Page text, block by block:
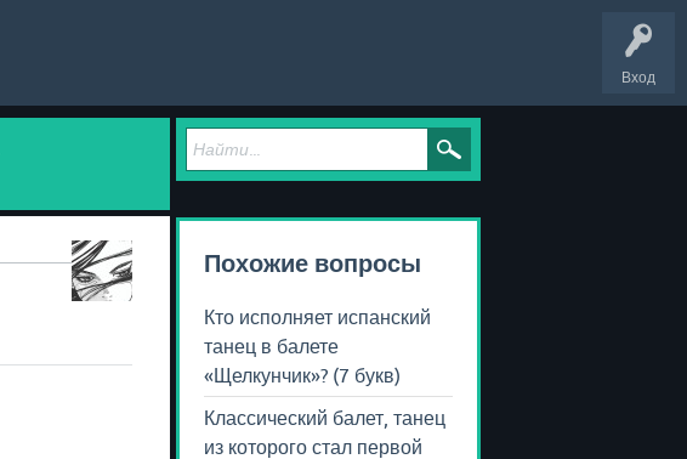
Вход
Похожие вопросы
Кто исполняет испанский
танец в балете
«Щелкунчик»? (7 букв)
Классический балет, танец
из которого стал первой